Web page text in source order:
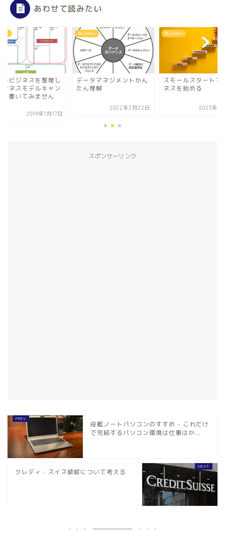
あわせて読みたい
のビジネスを整理し
ジネスモデルキャン
を書いてみません
2019年1月17日
Business
データマネジメントかん
たん理解
2022年2月22日
Business
スモールスタートで
ネスを始める
2023年4
スポンサーリンク
母艦ノートパソコンのすすめ - これだけ
で完結するパソコン環境は仕事はか...
クレディ・スイス破綻について考える